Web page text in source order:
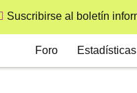
Suscribirse al boletín
Foro Estadísticas